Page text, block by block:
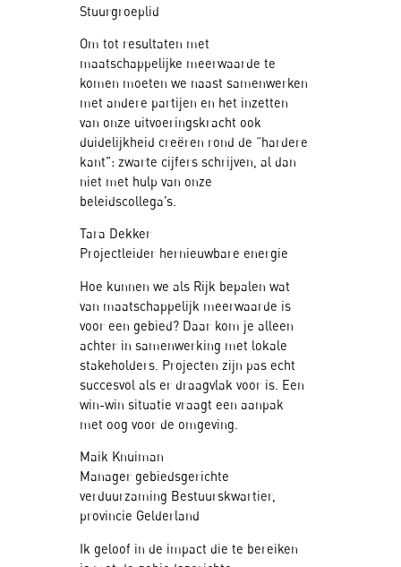
Stuurgroeplid
Om tot resultaten met
maatschappelijke meerwaarde te
komen moeten we naast samenwerken
met andere partijen en het inzetten
van onze uitvoeringskracht ook
duidelijkheid creëren rond de “hardere
kant”: zwarte cijfers schrijven, al dan
niet met hulp van onze
beleidscollega’s.
Tara Dekker
Projectleider hernieuwbare energie
Hoe kunnen we als Rijk bepalen wat
van maatschappelijk meerwaarde is
voor een gebied? Daar kom je alleen
achter in samenwerking met lokale
stakeholders. Projecten zijn pas echt
succesvol als er draagvlak voor is. Een
win-win situatie vraagt een aanpak
met oog voor de omgeving.
Maik Knuiman
Manager gebiedsgerichte
verduurzaming Bestuurskwartier,
provincie Gelderland
Ik geloof in de impact die te bereiken